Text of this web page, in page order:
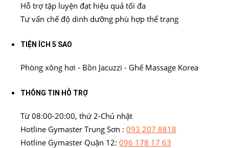
Hỗ trợ tập luyện đạt hiệu quả tối đa
Tư vấn chế độ dinh dưỡng phù hợp thể trạng
TIỆN ÍCH 5 SAO
Phòng xông hơi - Bồn Jacuzzi - Ghế Massage Korea
THÔNG TIN HỖ TRỢ
Từ 08:00-20:00, thứ 2-Chủ nhật
Hotline Gymaster Trung Sơn : 093 207 8818
Hotline Gymaster Quận 12: 096 178 17 63